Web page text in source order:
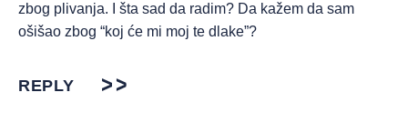
zbog plivanja. I šta sad da radim? Da kažem da sam
ošišao zbog “koj će mi moj te dlake”?
REPLY